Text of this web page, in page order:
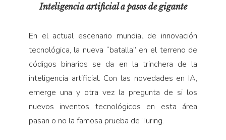
Inteligencia artificial a pasos de gigante
En el actual escenario mundial de innovación
tecnológica, la nueva “batalla” en el terreno de
códigos binarios se da en la trinchera de la
inteligencia artificial. Con las novedades en IA,
emerge una y otra vez la pregunta de si los
nuevos inventos tecnológicos en esta área
pasan o no la famosa prueba de Turing.